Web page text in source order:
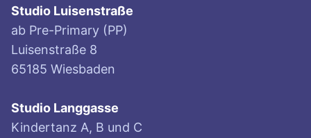
Studio Luisenstraße
ab Pre-Primary (PP)
Luisenstraße 8
65185 Wiesbaden
Studio Langgasse
Kindertanz A, B und C